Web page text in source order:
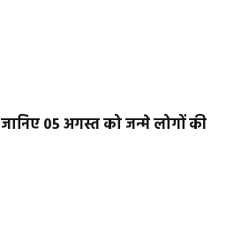
जानिए 05 अगस्त को जन्मे लोगों की